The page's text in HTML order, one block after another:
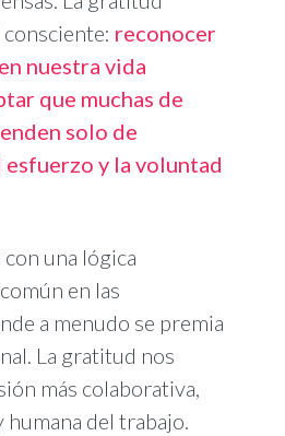
reconocer
nuestra vida
que muchas de
solo de
y la voluntad
una lógica
en las
a menudo se premia
La gratitud nos
más colaborativa,
del trabajo.